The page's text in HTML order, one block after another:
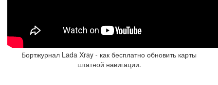
Бортжурнал Lada Xray - как бесплатно обновить карты
штатной навигации.